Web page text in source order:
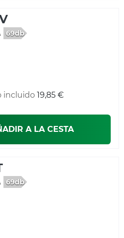
69db
incluido 19,85 €
A LA CESTA
69db